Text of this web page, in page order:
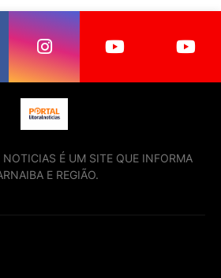
É UM SITE QUE INFORMA
E REGIÃO.